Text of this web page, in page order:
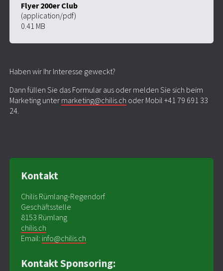
Flyer 200er Club
(application/pdf)
0.41 MB
Haben wir Ihr Interesse geweckt?
Dann füllen Sie das Formular aus oder melden Sie sich beim
Marketing unter marketing@chilis.ch oder Mobil +41 79 691 33
24.
Kontakt
Chilis Rümlang-Regendorf
Geschäftsstelle
8153 Rümlang
chilis.ch
Email: info@chilis.ch
Kontakt Sponsoring: